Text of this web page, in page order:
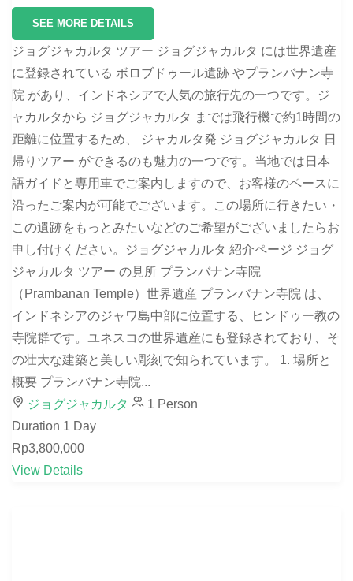
SEE MORE DETAILS
ジョグジャカルタ ツアー ジョグジャカルタ には世界遺産
に登録されている ボロブドゥール遺跡 やプランバナン寺
院 があり、インドネシアで人気の旅行先の一つです。ジ
ャカルタから ジョグジャカルタ までは飛行機で約1時間の
距離に位置するため、 ジャカルタ発 ジョグジャカルタ 日
帰りツアー ができるのも魅力の一つです。当地では日本
語ガイドと専用車でご案内しますので、お客様のペースに
沿ったご案内が可能でございます。この場所に行きたい・
この遺跡をもっとみたいなどのご希望がございましたらお
申し付けください。ジョグジャカルタ 紹介ページ ジョグ
ジャカルタ ツアー の見所 プランバナン寺院
（Prambanan Temple）世界遺産 プランバナン寺院 は、
インドネシアのジャワ島中部に位置する、ヒンドゥー教の
寺院群です。ユネスコの世界遺産にも登録されており、そ
の壮大な建築と美しい彫刻で知られています。 1. 場所と
概要 プランバナン寺院...
ジョグジャカルタ
1 Person
Duration 1 Day
Rp3,800,000
View Details